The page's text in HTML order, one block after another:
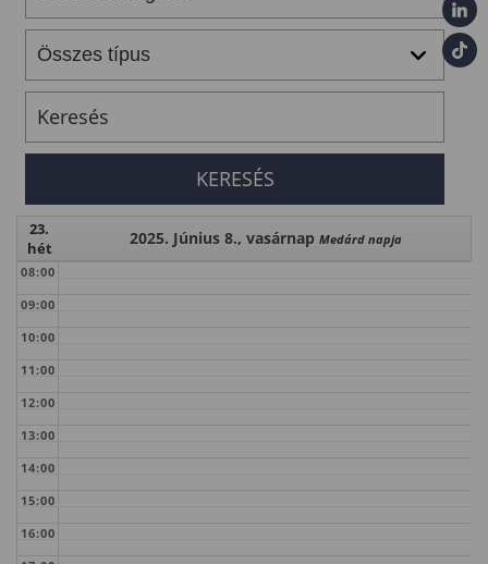
23.
hét
2025. Június 8., vasárnap Medárd napja
08:00
09:00
10:00
11:00
12:00
13:00
14:00
15:00
16:00